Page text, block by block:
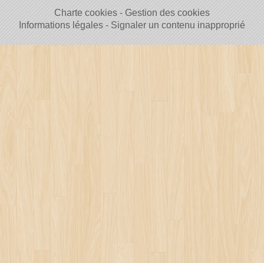
Charte cookies
Gestion des cookies
Informations légales
Signaler un contenu inapproprié